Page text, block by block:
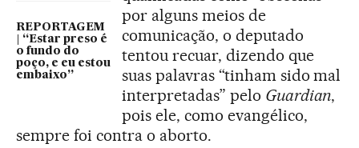
REPORTAGEM
| “Estar preso é
o fundo do
poço, e eu estou
embaixo”
por alguns meios de
comunicação, o deputado
tentou recuar, dizendo que
suas palavras “tinham sido mal
interpretadas” pelo Guardian,
pois ele, como evangélico,
sempre foi contra o aborto.